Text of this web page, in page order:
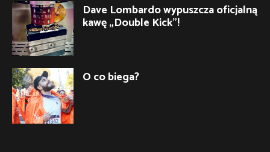
Dave Lombardo wypuszcza oficjalną
kawę „Double Kick”!
O co biega?